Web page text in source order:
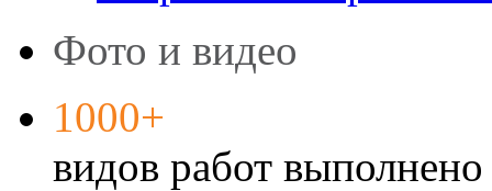
Фото и видео
1000+
видов работ выполнено